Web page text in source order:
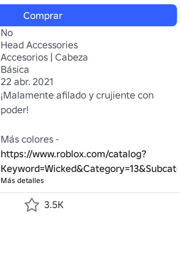
Comprar
No
Head Accessories
Accesorios | Cabeza
Básica
22 abr. 2021
¡Malamente afilado y crujiente con
poder!
https://www.roblox.com/catalog?
Más detalles
3.5K